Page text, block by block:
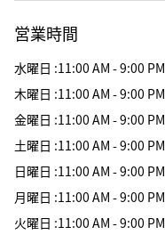
営業時間
水曜日 :11:00 AM - 9:00 PM
木曜日 :11:00 AM - 9:00 PM
金曜日 :11:00 AM - 9:00 PM
土曜日 :11:00 AM - 9:00 PM
日曜日 :11:00 AM - 9:00 PM
月曜日 :11:00 AM - 9:00 PM
火曜日 :11:00 AM - 9:00 PM